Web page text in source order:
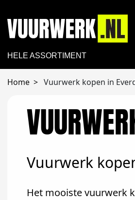
HELE ASSORTIMENT
Home Vuurwerk kopen in
Vuurwerk
Het mooiste vuurwerk